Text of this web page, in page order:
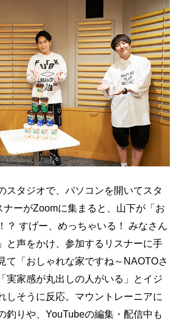
スタジオで、パソコンを開いてスタ
ナーがZoomに集まると、山下が「お
？ すげー、めっちゃいる！ みなさん
と声をかけ、参加するリスナーに手
て「おしゃれな家ですね～NAOTOさ
実家感が丸出しの人がいる」とイジ
しそうに反応。マウントレーニアに
釣りや、YouTubeの編集・配信中も